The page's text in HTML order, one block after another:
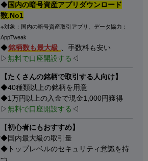
◆国内の暗号資産アプリダウンロード
数.No1
※対象：国内の暗号資産取引アプリ、データ協力：
AppTweak
◆銘柄数も最大級 、手数料も安い
▷無料で口座開設する ◁
【たくさんの銘柄で取引する人向け】
◆40種類以上の銘柄を用意
◆1万円以上の入金で現金1,000円獲得
▷無料で口座開設する ◁
【初心者にもおすすめ】
◆国内最大級の取引量
◆トップレベルのセキュリティ意識を持